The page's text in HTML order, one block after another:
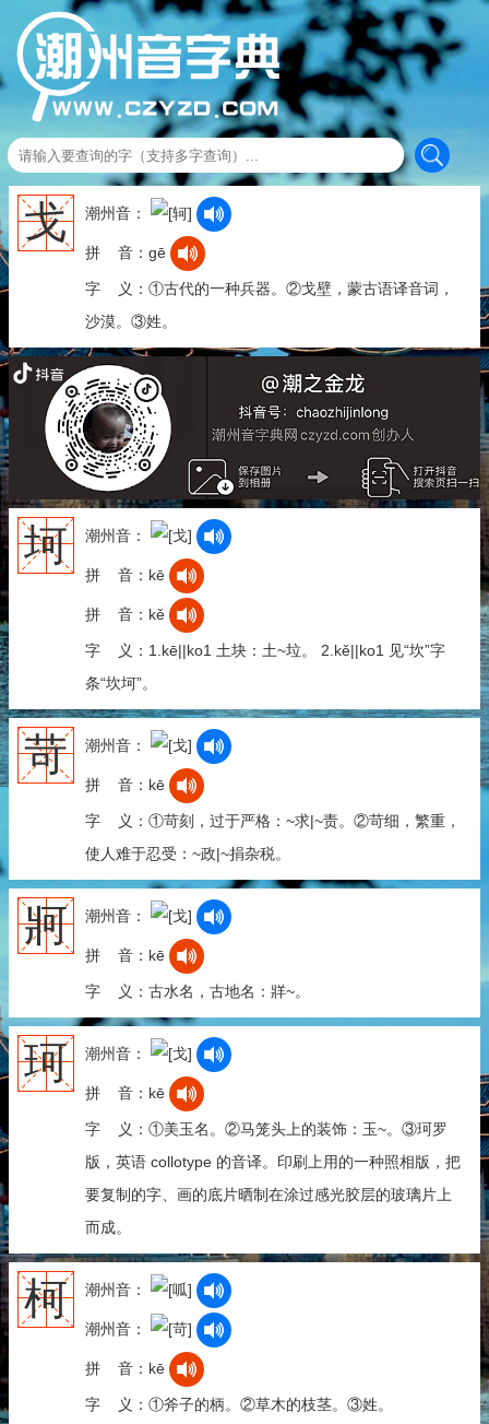
戈 潮州音：
拼 音：gē
字 义：①古代的一种兵器。②戈壁，蒙古语译音词，
沙漠。③姓。
坷 潮州音：
拼 音：kē
拼 音：kě
字 义：1.kē||ko1 土块：土~垃。 2.kě||ko1 见“坎”字
条“坎坷”。
苛 潮州音：
拼 音：kē
字 义：①苛刻，过于严格：~求|~责。②苛细，繁重，
使人难于忍受：~政|~捐杂税。
牁 潮州音：
拼 音：kē
字 义：古水名，古地名：牂~。
珂 潮州音：
拼 音：kē
字 义：①美玉名。②马笼头上的装饰：玉~。③珂罗
版，英语 collotype 的音译。印刷上用的一种照相版，把
要复制的字、画的底片晒制在涂过感光胶层的玻璃片上
而成。
柯 潮州音：
潮州音：
拼 音：kē
字 义：①斧子的柄。②草木的枝茎。③姓。